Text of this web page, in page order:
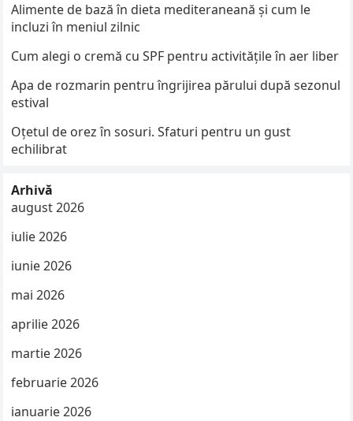
Alimente de bază în dieta mediteraneană și cum le
incluzi în meniul zilnic
Cum alegi o cremă cu SPF pentru activitățile în aer liber
Apa de rozmarin pentru îngrijirea părului după sezonul
estival
Oțetul de orez în sosuri. Sfaturi pentru un gust
echilibrat
Arhivă
august 2026
iulie 2026
iunie 2026
mai 2026
aprilie 2026
martie 2026
februarie 2026
ianuarie 2026